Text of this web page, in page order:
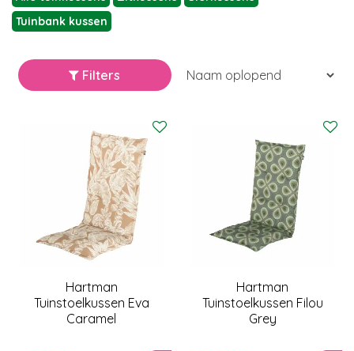
Tuinbank kussen
Filters
Hartman
Tuinstoelkussen Eva
Caramel
Hartman
Tuinstoelkussen Filou
Grey